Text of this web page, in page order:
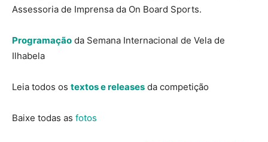
Assessoria de Imprensa da On Board Sports.
Programação da Semana Internacional de Vela de
Ilhabela
Leia todos os textos e releases da competição
Baixe todas as fotos